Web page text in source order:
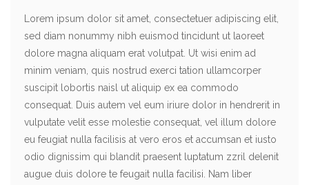
Lorem ipsum dolor sit amet, consectetuer adipiscing elit,
sed diam nonummy nibh euismod tincidunt ut laoreet
dolore magna aliquam erat volutpat. Ut wisi enim ad
minim veniam, quis nostrud exerci tation ullamcorper
suscipit lobortis naisl ut aliquip ex ea commodo
consequat. Duis autem vel eum iriure dolor in hendrerit in
vulputate velit esse molestie consequat, vel illum dolore
eu feugiat nulla facilisis at vero eros et accumsan et iusto
odio dignissim qui blandit praesent luptatum zzril delenit
augue duis dolore te feugait nulla facilisi. Nam liber